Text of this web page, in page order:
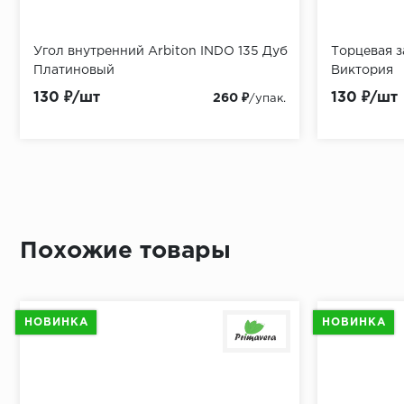
Угол внутренний Arbiton INDO 135 Дуб
Платиновый
130 ₽/шт 260 ₽/упак.
Торцевая
Виктория
130 ₽/шт
Подложка-гармошка SOLID 3 мм
95 ₽/м2 997.50 ₽/упак.
Подложка
35 ₽/м2
Гидропароизоляция SOLID BASE 200
mic
110 ₽/м2 1 100 ₽/упак.
Пленка
134 ₽/м2
Пороги Arbiton Дуб Болтон
549 ₽/шт
Пороги
549 ₽/шт
Похожие товары
НОВИНКА НОВИНКА